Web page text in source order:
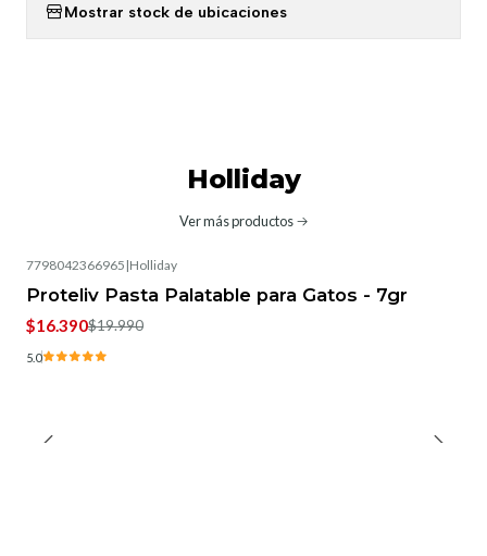
Mostrar stock de ubicaciones
Holliday
Ver más productos
7798042366965 |Holliday
Proteliv Pasta Palatable para Gatos - 7gr
$16.390$19.990
5.0